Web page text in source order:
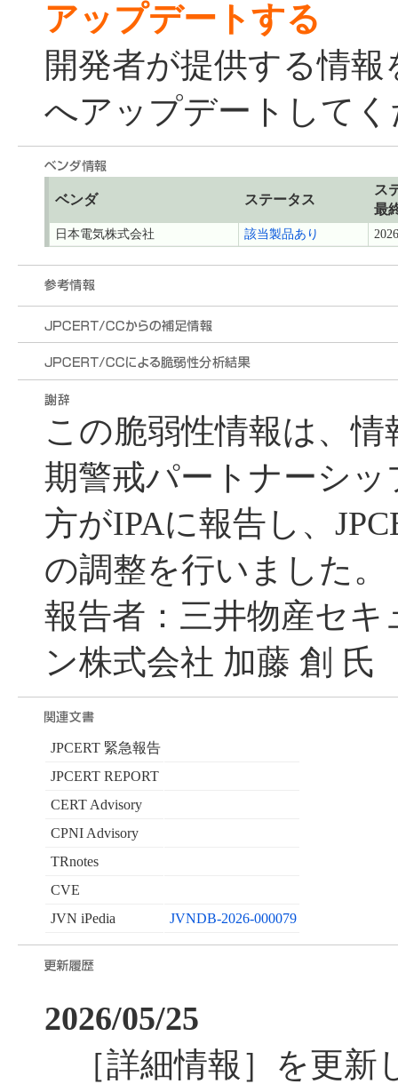
アップデートする
開発者が提供する情
へアップデートして
ベンダ ステータス
ス
最
日本電気株式会社 該当製品あり
この脆弱性情報は、
期警戒パートナーシ
方がIPAに報告し、
の調整を行いました。
報告者：三井物産セ
ン株式会社 加藤 創 氏
JPCERT 緊急報告
JPCERT REPORT
CERT Advisory
CPNI Advisory
TRnotes
CVE
JVN iPedia
JVNDB-2026-000079
2026/05/25
［詳細情報］を更新